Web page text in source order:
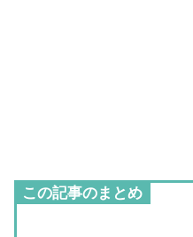
この記事のまとめ